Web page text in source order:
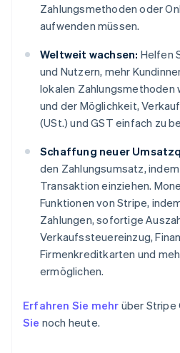
Zahlungsmethoden oder
aufwenden müssen.
Weltweit wachsen: Helfen
und Nutzern, mehr
lokalen Zahlungsmethoden
und der Möglichkeit,
(USt.) und GST einfach zu
Schaffung neuer
den Zahlungsumsatz,
Transaktion einziehen.
Funktionen von Stripe,
Zahlungen, sofortige
Verkaufssteuereinzug,
Firmenkreditkarten und
ermöglichen.
Erfahren Sie mehr über Stripe
Sie noch heute.